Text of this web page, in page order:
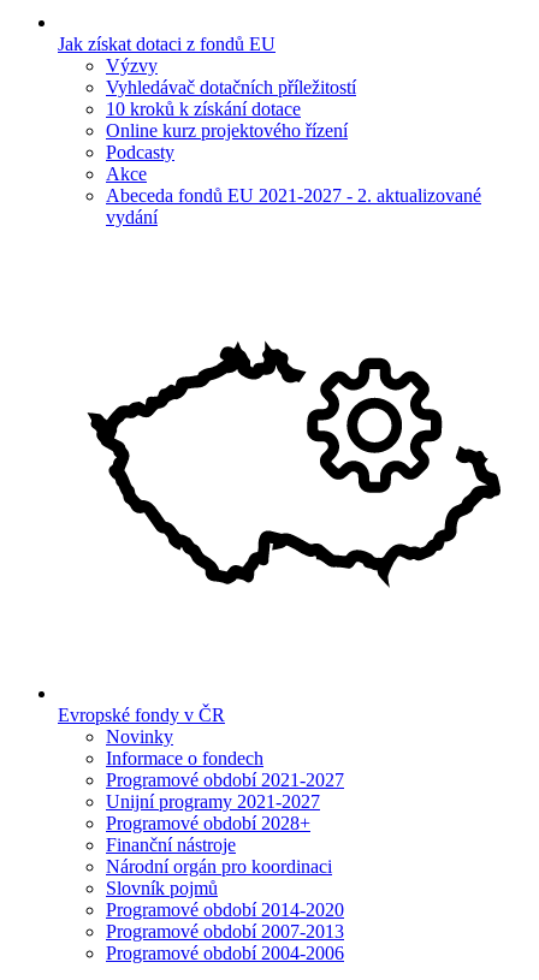
Jak získat dotaci z fondů EU
Výzvy
Vyhledávač dotačních příležitostí
10 kroků k získání dotace
Online kurz projektového řízení
Podcasty
Akce
Abeceda fondů EU 2021-2027 - 2. aktualizované
vydání
Evropské fondy v ČR
Novinky
Informace o fondech
Programové období 2021-2027
Unijní programy 2021-2027
Programové období 2028+
Finanční nástroje
Národní orgán pro koordinaci
Slovník pojmů
Programové období 2014-2020
Programové období 2007-2013
Programové období 2004-2006